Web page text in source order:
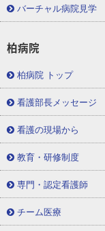
バーチャル病院見学
柏病院
柏病院 トップ
看護部長メッセージ
看護の現場から
教育・研修制度
専門・認定看護師
チーム医療